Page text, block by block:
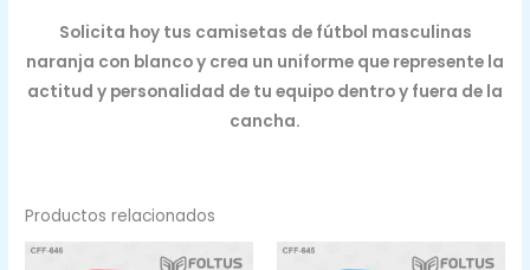
Solicita hoy tus camisetas de fútbol masculinas
naranja con blanco y crea un uniforme que represente la
actitud y personalidad de tu equipo dentro y fuera de la
cancha.
Productos relacionados